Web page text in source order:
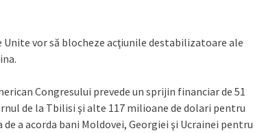
Unite vor să blocheze acţiunile destabilizatoare ale
Con­gre­­sului prevede un sprijin financiar de 51
de la Tbilisi şi alte 117 milioane de dolari pentru
a acorda bani Mol­dovei, Georgiei şi Ucrai­nei pentru